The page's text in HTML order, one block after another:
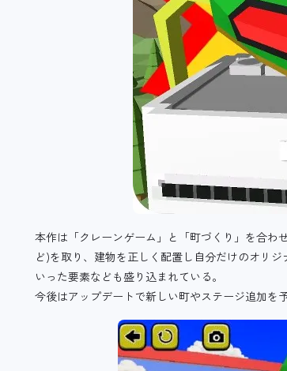
本作は「クレーンゲーム」と「町づくり」を合わ
ど)を取り、建物を正しく配置し自分だけのオリ
いった要素なども盛り込まれている。
今後はアップデートで新しい町やステージ追加を